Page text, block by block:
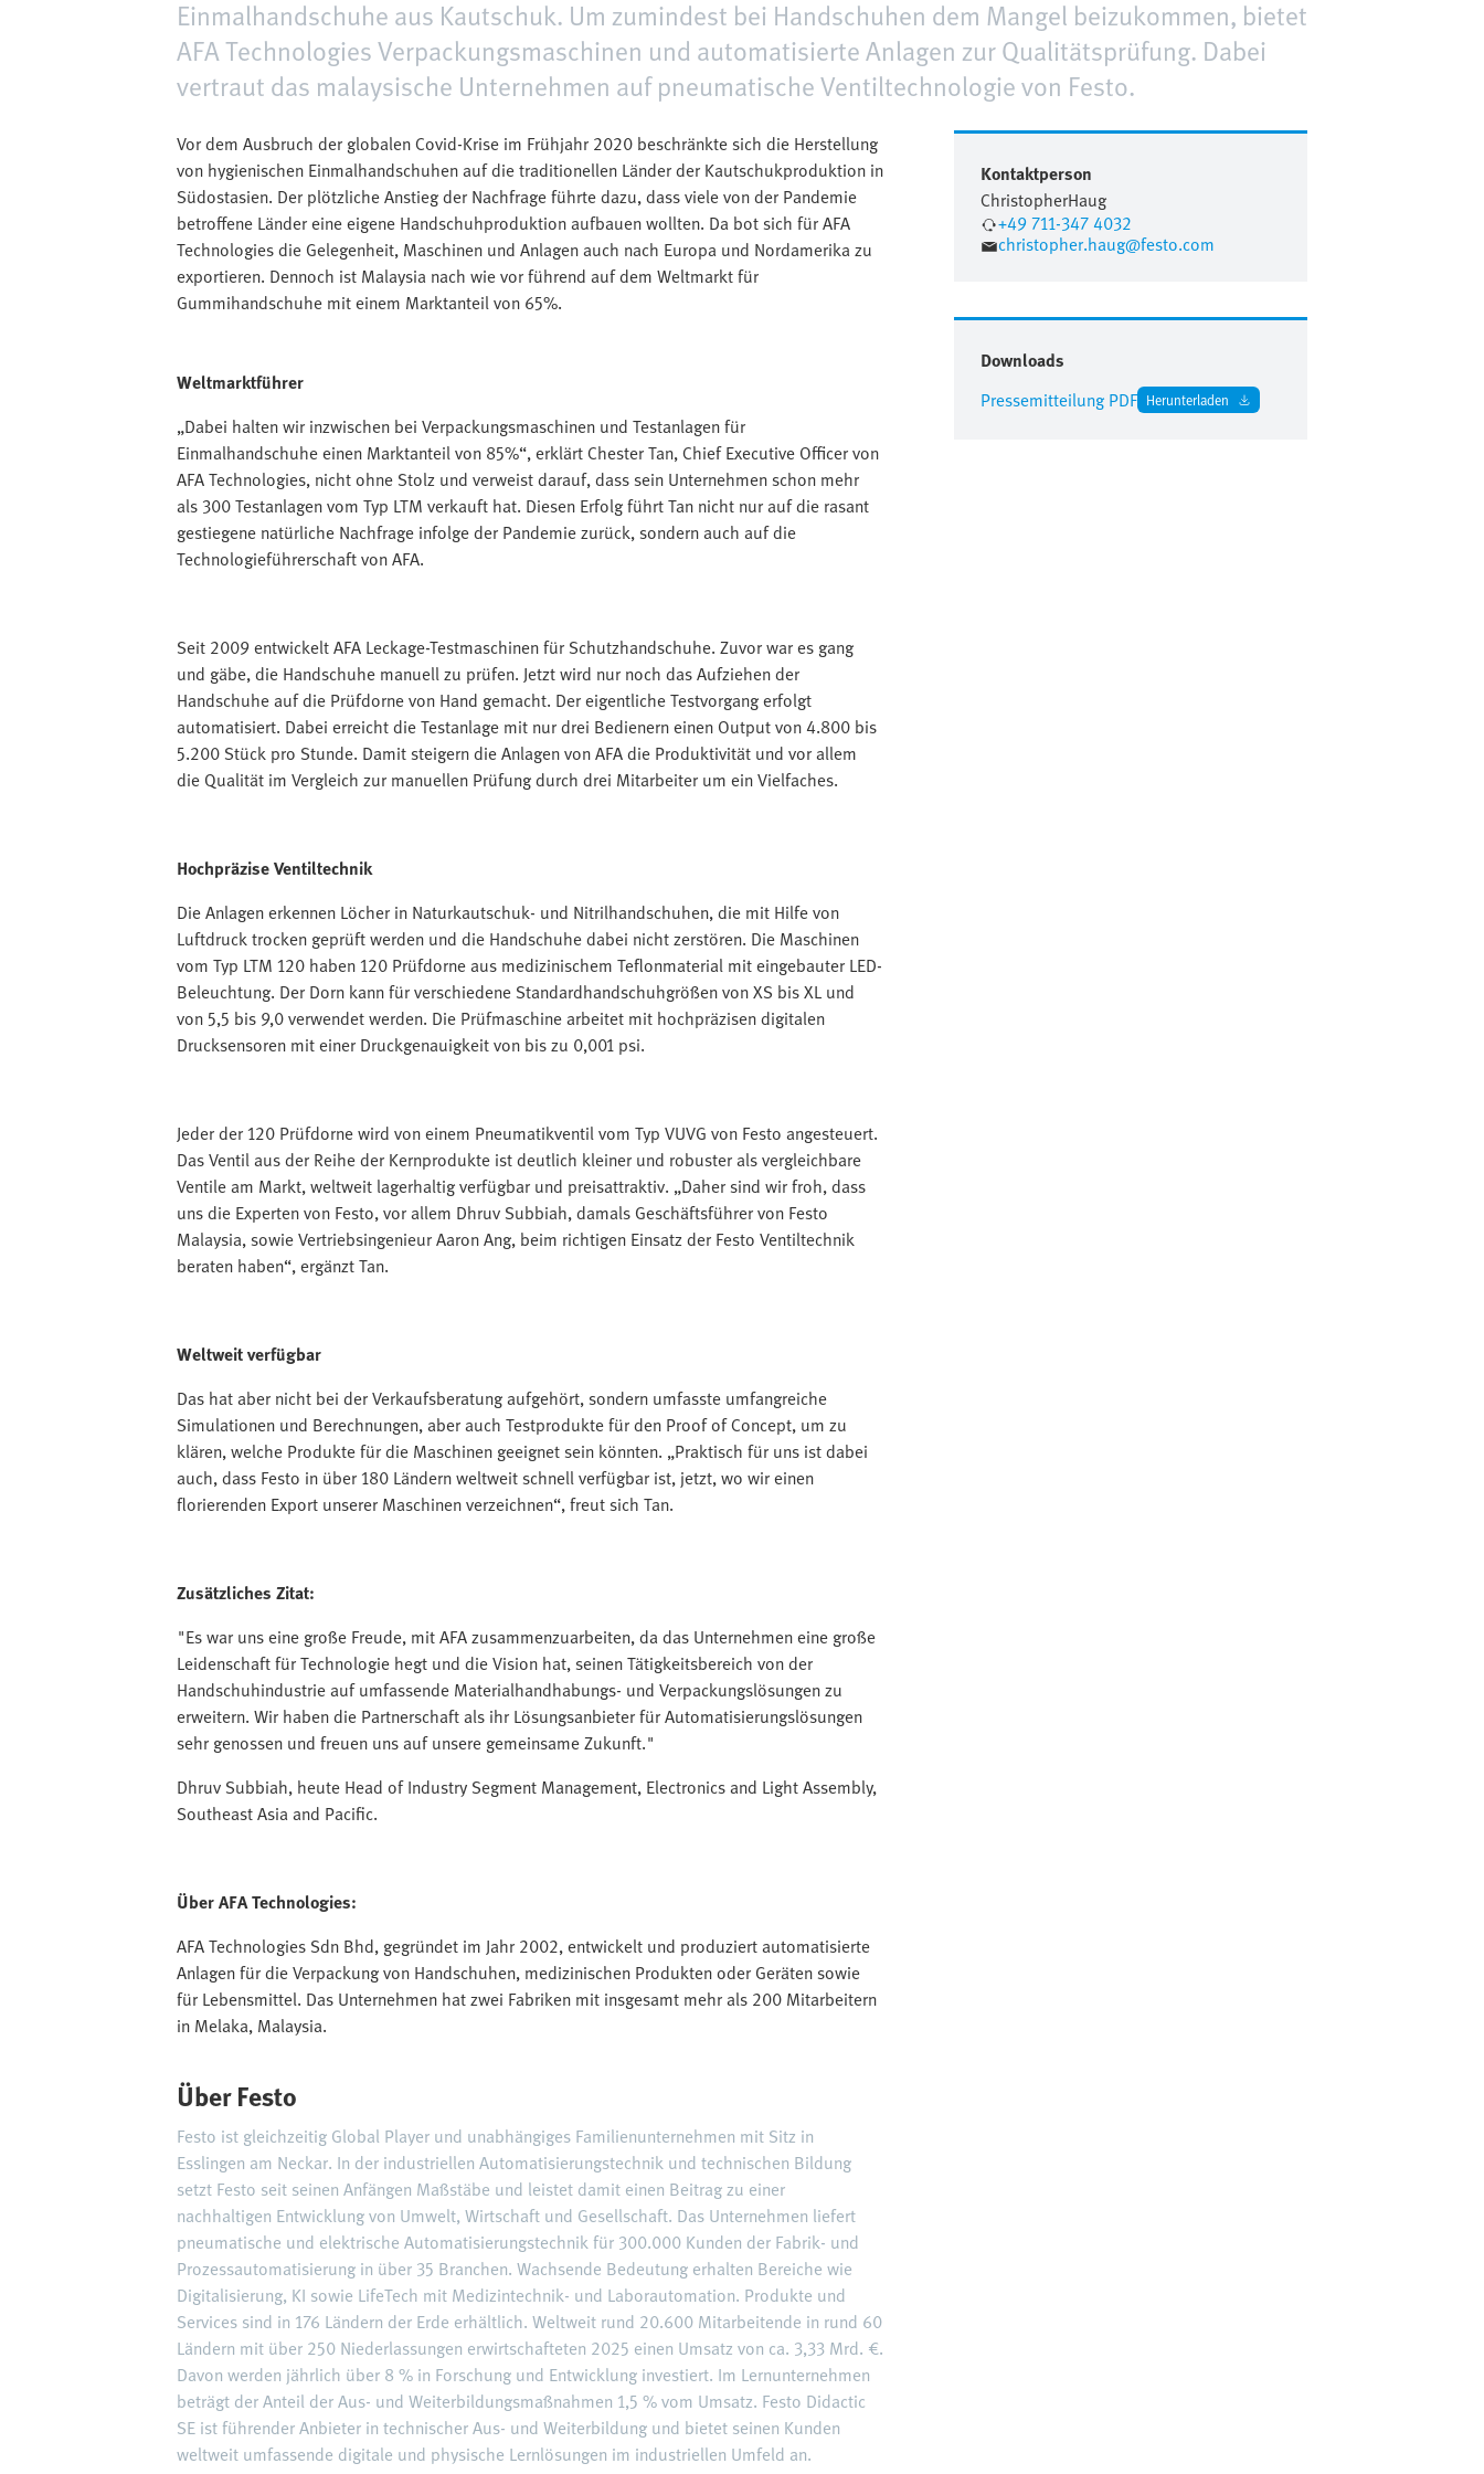
Einmalhandschuhe aus Kautschuk. Um zumindest bei Handschuhen dem Mangel beizukommen, bietet
AFA Technologies Verpackungsmaschinen und automatisierte Anlagen zur Qualitätsprüfung. Dabei
vertraut das malaysische Unternehmen auf pneumatische Ventiltechnologie von Festo.
Vor dem Ausbruch der globalen Covid-Krise im Frühjahr 2020 beschränkte sich die Herstellung
von hygienischen Einmalhandschuhen auf die traditionellen Länder der Kautschukproduktion in
Südostasien. Der plötzliche Anstieg der Nachfrage führte dazu, dass viele von der Pandemie
betroffene Länder eine eigene Handschuhproduktion aufbauen wollten. Da bot sich für AFA
Technologies die Gelegenheit, Maschinen und Anlagen auch nach Europa und Nordamerika zu
exportieren. Dennoch ist Malaysia nach wie vor führend auf dem Weltmarkt für
Gummihandschuhe mit einem Marktanteil von 65%.
Weltmarktführer
„Dabei halten wir inzwischen bei Verpackungsmaschinen und Testanlagen für
Einmalhandschuhe einen Marktanteil von 85%“, erklärt Chester Tan, Chief Executive Officer von
AFA Technologies, nicht ohne Stolz und verweist darauf, dass sein Unternehmen schon mehr
als 300 Testanlagen vom Typ LTM verkauft hat. Diesen Erfolg führt Tan nicht nur auf die rasant
gestiegene natürliche Nachfrage infolge der Pandemie zurück, sondern auch auf die
Technologieführerschaft von AFA.
Seit 2009 entwickelt AFA Leckage-Testmaschinen für Schutzhandschuhe. Zuvor war es gang
und gäbe, die Handschuhe manuell zu prüfen. Jetzt wird nur noch das Aufziehen der
Handschuhe auf die Prüfdorne von Hand gemacht. Der eigentliche Testvorgang erfolgt
automatisiert. Dabei erreicht die Testanlage mit nur drei Bedienern einen Output von 4.800 bis
5.200 Stück pro Stunde. Damit steigern die Anlagen von AFA die Produktivität und vor allem
die Qualität im Vergleich zur manuellen Prüfung durch drei Mitarbeiter um ein Vielfaches.
Hochpräzise Ventiltechnik
Die Anlagen erkennen Löcher in Naturkautschuk- und Nitrilhandschuhen, die mit Hilfe von
Luftdruck trocken geprüft werden und die Handschuhe dabei nicht zerstören. Die Maschinen
vom Typ LTM 120 haben 120 Prüfdorne aus medizinischem Teflonmaterial mit eingebauter LED-
Beleuchtung. Der Dorn kann für verschiedene Standardhandschuhgrößen von XS bis XL und
von 5,5 bis 9,0 verwendet werden. Die Prüfmaschine arbeitet mit hochpräzisen digitalen
Drucksensoren mit einer Druckgenauigkeit von bis zu 0,001 psi.
Jeder der 120 Prüfdorne wird von einem Pneumatikventil vom Typ VUVG von Festo angesteuert.
Das Ventil aus der Reihe der Kernprodukte ist deutlich kleiner und robuster als vergleichbare
Ventile am Markt, weltweit lagerhaltig verfügbar und preisattraktiv. „Daher sind wir froh, dass
uns die Experten von Festo, vor allem Dhruv Subbiah, damals Geschäftsführer von Festo
Malaysia, sowie Vertriebsingenieur Aaron Ang, beim richtigen Einsatz der Festo Ventiltechnik
beraten haben“, ergänzt Tan.
Weltweit verfügbar
Das hat aber nicht bei der Verkaufsberatung aufgehört, sondern umfasste umfangreiche
Simulationen und Berechnungen, aber auch Testprodukte für den Proof of Concept, um zu
klären, welche Produkte für die Maschinen geeignet sein könnten. „Praktisch für uns ist dabei
auch, dass Festo in über 180 Ländern weltweit schnell verfügbar ist, jetzt, wo wir einen
florierenden Export unserer Maschinen verzeichnen“, freut sich Tan.
Zusätzliches Zitat:
"Es war uns eine große Freude, mit AFA zusammenzuarbeiten, da das Unternehmen eine große
Leidenschaft für Technologie hegt und die Vision hat, seinen Tätigkeitsbereich von der
Handschuhindustrie auf umfassende Materialhandhabungs- und Verpackungslösungen zu
erweitern. Wir haben die Partnerschaft als ihr Lösungsanbieter für Automatisierungslösungen
sehr genossen und freuen uns auf unsere gemeinsame Zukunft."
Dhruv Subbiah, heute Head of Industry Segment Management, Electronics and Light Assembly,
Southeast Asia and Pacific.
Über AFA Technologies:
AFA Technologies Sdn Bhd, gegründet im Jahr 2002, entwickelt und produziert automatisierte
Anlagen für die Verpackung von Handschuhen, medizinischen Produkten oder Geräten sowie
für Lebensmittel. Das Unternehmen hat zwei Fabriken mit insgesamt mehr als 200 Mitarbeitern
in Melaka, Malaysia.
Über Festo
Festo ist gleichzeitig Global Player und unabhängiges Familienunternehmen mit Sitz in
Esslingen am Neckar. In der industriellen Automatisierungstechnik und technischen Bildung
setzt Festo seit seinen Anfängen Maßstäbe und leistet damit einen Beitrag zu einer
nachhaltigen Entwicklung von Umwelt, Wirtschaft und Gesellschaft. Das Unternehmen liefert
pneumatische und elektrische Automatisierungstechnik für 300.000 Kunden der Fabrik- und
Prozessautomatisierung in über 35 Branchen. Wachsende Bedeutung erhalten Bereiche wie
Digitalisierung, KI sowie LifeTech mit Medizintechnik- und Laborautomation. Produkte und
Services sind in 176 Ländern der Erde erhältlich. Weltweit rund 20.600 Mitarbeitende in rund 60
Ländern mit über 250 Niederlassungen erwirtschafteten 2025 einen Umsatz von ca. 3,33 Mrd. €.
Davon werden jährlich über 8 % in Forschung und Entwicklung investiert. Im Lernunternehmen
beträgt der Anteil der Aus- und Weiterbildungsmaßnahmen 1,5 % vom Umsatz. Festo Didactic
SE ist führender Anbieter in technischer Aus- und Weiterbildung und bietet seinen Kunden
weltweit umfassende digitale und physische Lernlösungen im industriellen Umfeld an.
Kontaktperson
ChristopherHaug
+49 711-347 4032
christopher.haug@festo.com
Downloads
Pressemitteilung PDF Herunterladen